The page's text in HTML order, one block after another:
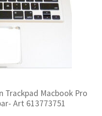
Trackpad Macbook Pro
Art 613773751